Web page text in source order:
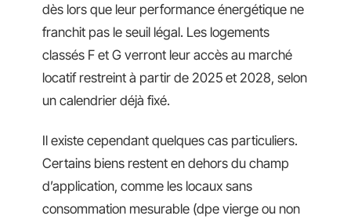
dès lors que leur performance énergétique ne
franchit pas le seuil légal. Les logements
classés F et G verront leur accès au marché
locatif restreint à partir de 2025 et 2028, selon
un calendrier déjà fixé.
Il existe cependant quelques cas particuliers.
Certains biens restent en dehors du champ
d’application, comme les locaux sans
consommation mesurable (dpe vierge ou non